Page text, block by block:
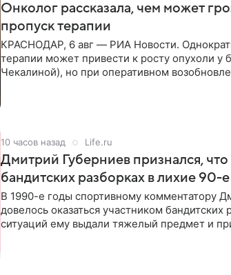
Онколог рассказала, чем может
пропуск терапии
КРАСНОДАР, 6 авг — РИА Новости.
терапии может привести к росту опухоли у
Чекалиной), но при оперативном
10 часов назад Life.ru
Дмитрий Губерниев признался, что
бандитских разборках в лихие 90-е
В 1990-е годы спортивному комментатору
довелось оказаться участником бандитских
ситуаций ему выдали тяжелый предмет и